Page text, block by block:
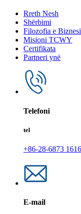
Rreth Nesh
Shërbimi
Filozofia e
Misioni TCWY
Certifikata
Partneri ynë
Telefoni
tel
+86-28-6873 1616
E-mail